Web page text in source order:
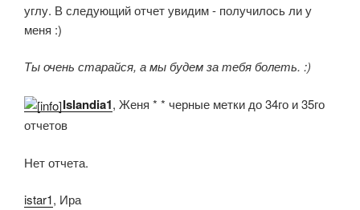
углу. В следующий отчет увидим - получилось ли у
меня :)
Ты очень старайся, а мы будем за тебя болеть. :)
Islandia1, Женя * * черные метки до 34го и 35го
отчетов
Нет отчета.
istar1, Ира